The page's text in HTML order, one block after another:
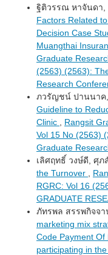
ฐิติวรรณ หาจันดา
Factors Related
Decision Case
Muangthai
Graduate
(2563) (2563):
Research
ภวรัญชน์ ปานนาค
Guideline to
Clinic
Rangsit
Vol 15 No (2563)
Graduate
เลิศฤทธิ์ วงษ์ดี, ศุ
the Turnover
RGRC: Vol 16
GRADUATE
ภัทรพล สรรพกิจจ
marketing mix
Code Payment Of
participating in the